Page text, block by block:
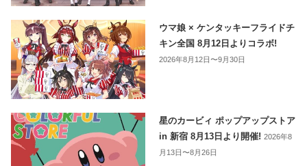
ウマ娘 × ケンタッキーフライドチ
キン全国 8月12日よりコラボ!
2026年8月12日〜9月30日
星のカービィ ポップアップストア
in 新宿 8月13日より開催!2026年8
月13日〜8月26日